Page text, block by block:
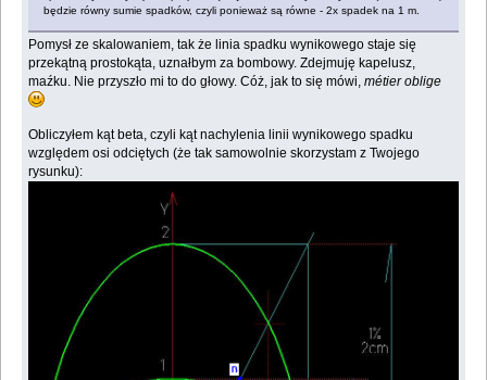
będzie równy sumie spadków, czyli ponieważ są równe - 2x spadek na 1 m.
Pomysł ze skalowaniem, tak że linia spadku wynikowego staje się
przekątną prostokąta, uznałbym za bombowy. Zdejmuję kapelusz,
maźku. Nie przyszło mi to do głowy. Cóż, jak to się mówi,métier oblige
Obliczyłem kąt beta, czyli kąt nachylenia linii wynikowego spadku
względem osi odciętych (że tak samowolnie skorzystam z Twojego
rysunku):